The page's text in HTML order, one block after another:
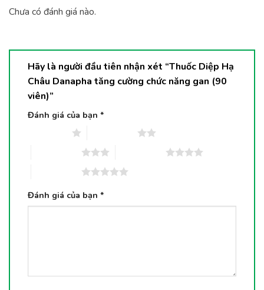
Chưa có đánh giá nào.
Hãy là người đầu tiên nhận xét “Thuốc Diệp Hạ
Châu Danapha tăng cường chức năng gan (90
viên)”
Đánh giá của bạn *
Đánh giá của bạn *